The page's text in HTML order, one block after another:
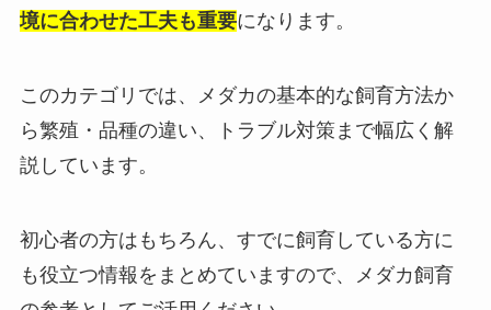
境に合わせた工夫も重要になります。
このカテゴリでは、メダカの基本的な飼育方法か
ら繁殖・品種の違い、トラブル対策まで幅広く解
説しています。
初心者の方はもちろん、すでに飼育している方に
も役立つ情報をまとめていますので、メダカ飼育